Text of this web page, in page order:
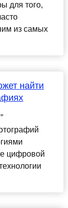
для того,
из самых
найти
цифровой